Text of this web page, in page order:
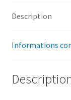
Description
Informations